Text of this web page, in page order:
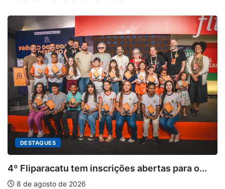
tem inscrições abertas para o...
2026